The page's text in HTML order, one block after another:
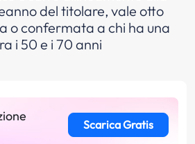
del titolare, vale otto
o confermata a chi ha una
i 50 e i 70 anni
Scarica Gratis